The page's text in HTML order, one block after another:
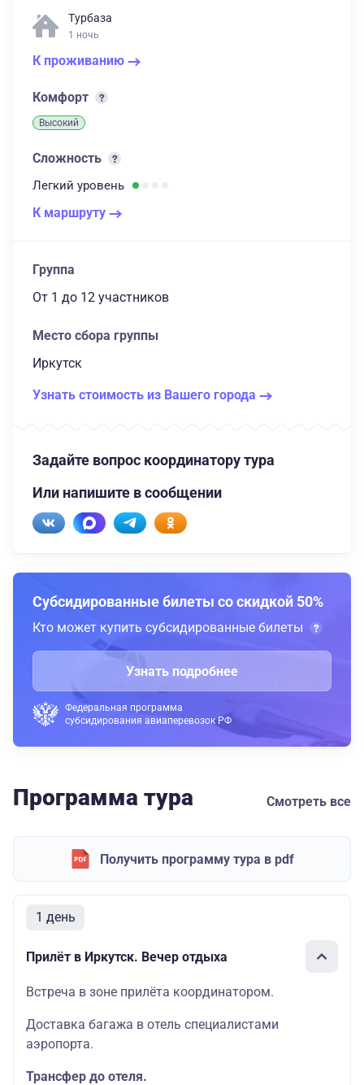
Турбаза
1 ночь
К проживанию
Комфорт
Высокий
Сложность
Легкий уровень
К маршруту
Группа
От 1 до 12 участников
Место сбора группы
Иркутск
Узнать стоимость из Вашего города
Задайте вопрос координатору тура
Или напишите в сообщении
Субсидированные билеты со скидкой 50%
Кто может купить субсидированные билеты
Узнать подробнее
Федеральная программа
субсидирования авиаперевозок РФ
Программа тура Смотреть все
Получить программу тура в pdf
1 день
Прилёт в Иркутск. Вечер отдыха
Встреча в зоне прилёта координатором.
Доставка багажа в отель специалистами
аэропорта.
Трансфер до отеля.